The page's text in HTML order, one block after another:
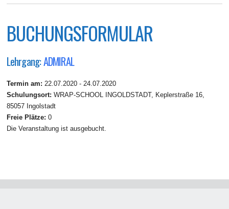
BUCHUNGSFORMULAR
Lehrgang:ADMIRAL
Termin am: 22.07.2020 - 24.07.2020
Schulungsort: WRAP-SCHOOL INGOLDSTADT, Keplerstraße 16,
85057 Ingolstadt
Freie Plätze: 0
Die Veranstaltung ist ausgebucht.